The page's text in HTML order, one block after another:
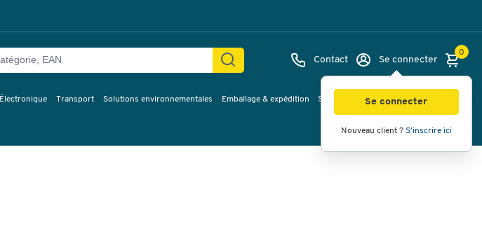
Contact Se connecter
Se connecter
Nouveau client ? S'inscrire ici
0
Électronique Transport Solutions environnementales Emballage & expédition Service & Planification Inspirations
Images Vidéos Vue à 360